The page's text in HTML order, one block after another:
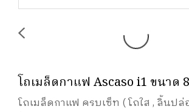
โถเมล็ดกาแฟ Ascaso i1 ขนาด
โถเมล็ดกาแฟ ครบเซ็ท ( โถใส , ลิ้นปล่